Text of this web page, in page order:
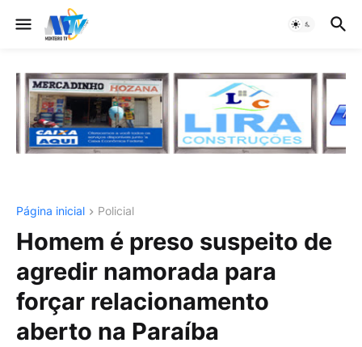
Página inicial Policial
Homem é preso suspeito de
agredir namorada para
forçar relacionamento
aberto na Paraíba